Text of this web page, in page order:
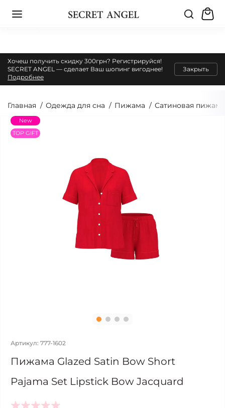
Хочеш получить скидку 300грн? Регистрируйся!
SECRET ANGEL — сделает Ваш шопинг вигоднее!
Подробнее
Закрыть
Главная Одежда для сна Пижама Сатиновая пижама
New
TOP GIFT
Артикул: 777-1602
Пижама Glazed Satin Bow Short
Pajama Set Lipstick Bow Jacquard